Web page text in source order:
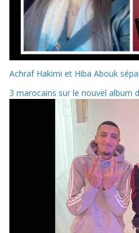
Achraf Hakimi et Hiba Abouk
3 marocains sur le nouvel album